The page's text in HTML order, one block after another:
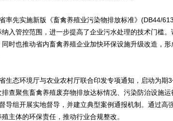
先实施新版《畜禽养殖业污染物排放标准》(DB44/
纳入管控范围，进一步提高了企业污水处理的技术门槛
时也推动省内畜禽养殖企业加快环保设施升级改造，
态环境厅与农业农村厅联合印发专项通知，启动为期3
查聚焦畜禽养殖废弃物排放达标情况、污染防治设施
导组开展实地督导，并建立典型案例通报机制。通过高
主体的环保责任，推动行业合规整改。